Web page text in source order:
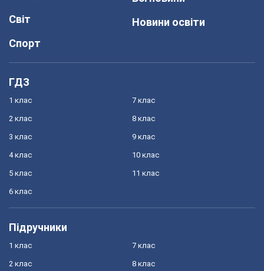
Світ
Спорт
Новини освіти
ГДЗ
1 клас
2 клас
3 клас
4 клас
5 клас
6 клас
7 клас
8 клас
9 клас
10 клас
11 клас
Підручники
1 клас
2 клас
7 клас
8 клас